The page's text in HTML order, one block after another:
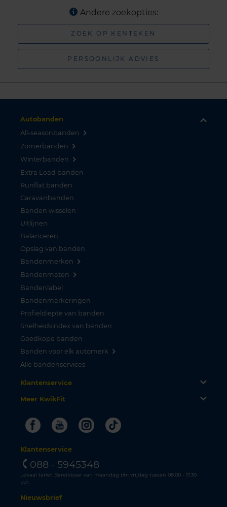
Andere zoekopties:
ZOEK OP KENTEKEN
PERSOONLIJK ADVIES
Autobanden
All-seasonbanden
Zomerbanden
Winterbanden
Extra Load banden
Runflat banden
Caravanbanden
Banden wisselen
Uitlijnen
Balanceren
Opslag van banden
Bandenmerken
Bandenmaten
Bandenlabel
Bandenmarkeringen
Profieldiepte van banden
Snelheidsindex van banden
Goedkope banden
Banden voor elk automerk
Alle bandenservices
Klantenservice
Meer KwikFit
FacebookYoutubeInstagram
Tiktok
Klantenservice
088 - 5945348
Lokaal tarief. Bereikbaar van maandag t/m vrijdag tussen 08.00 - 17.30
uur.
Nieuwsbrief